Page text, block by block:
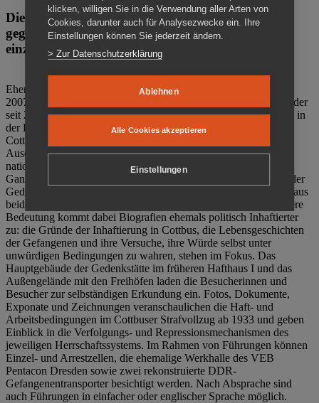
Die Gedenkstätte Zuchthaus Cottbus ist ein Ort
gegen das Vergessen. Anschaulich, nah und
einzigartig.
Ehemalige politische Häftlinge der DDR gründeten im Oktober
2007 den Verein Menschenrechtszentrum Cottbus e. V. (MRZ), der
seit 2011 Eigentümer des ehemaligen Gefängnisses (1860-2002) in
der Bautzener Straße und Träger der Gedenkstätte Zuchthaus
Cottbus ist. Im Zentrum der Arbeit der Gedenkstätte steht die
Auseinandersetzung mit politischem Unrecht während der
nationalsozialistischen Terrorherrschaft und der SED-Diktatur.
Ganzjährig zeigen mehrere Dauer- und Sonderausstellungen in der
Gedenkstätte Zuchthaus Cottbus Beispiele politischen Unrechts aus
beiden deutschen Diktaturen des 20. Jahrhunderts. Eine besondere
Bedeutung kommt dabei Biografien ehemals politisch Inhaftierter
zu: die Gründe der Inhaftierung in Cottbus, die Lebensgeschichten
der Gefangenen und ihre Versuche, ihre Würde selbst unter
unwürdigen Bedingungen zu wahren, stehen im Fokus. Das
Hauptgebäude der Gedenkstätte im früheren Hafthaus I und das
Außengelände mit den Freihöfen laden die Besucherinnen und
Besucher zur selbständigen Erkundung ein. Fotos, Dokumente,
Exponate und Zeichnungen veranschaulichen die Haft- und
Arbeitsbedingungen im Cottbuser Strafvollzug ab 1933 und geben
Einblick in die Verfolgungs- und Repressionsmechanismen des
jeweiligen Herrschaftssystems. Im Rahmen von Führungen können
Einzel- und Arrestzellen, die ehemalige Werkhalle des VEB
Pentacon Dresden sowie zwei rekonstruierte DDR-
Gefangenentransporter besichtigt werden. Nach Absprache sind
auch Führungen in einfacher oder englischer Sprache möglich.
klicken, willigen Sie in die Verwendung aller Arten von
Cookies, darunter auch für Analysezwecke ein. Ihre
Einstellungen können Sie jederzeit ändern.
> Zur Datenschutzerklärung
Ablehnen
Alle Cookies akzeptieren
Einstellungen